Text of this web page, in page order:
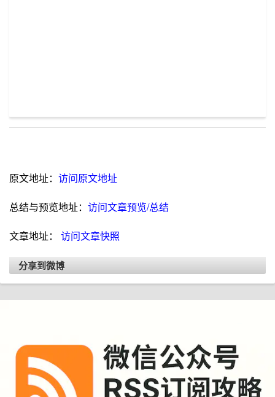
原文地址： 访问原文地址
总结与预览地址： 访问文章预览/总结
文章地址： 访问文章快照
分享到微博